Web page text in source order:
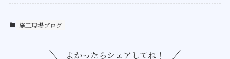
施工現場ブログ
よかったらシェアしてね！